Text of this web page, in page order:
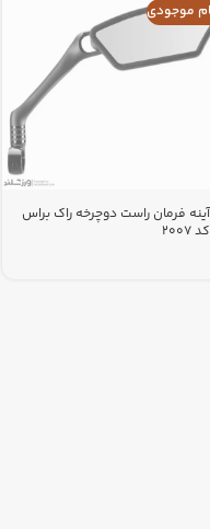
موجودی
آینه فرمان راست دوچرخه راک براس
کد 2007